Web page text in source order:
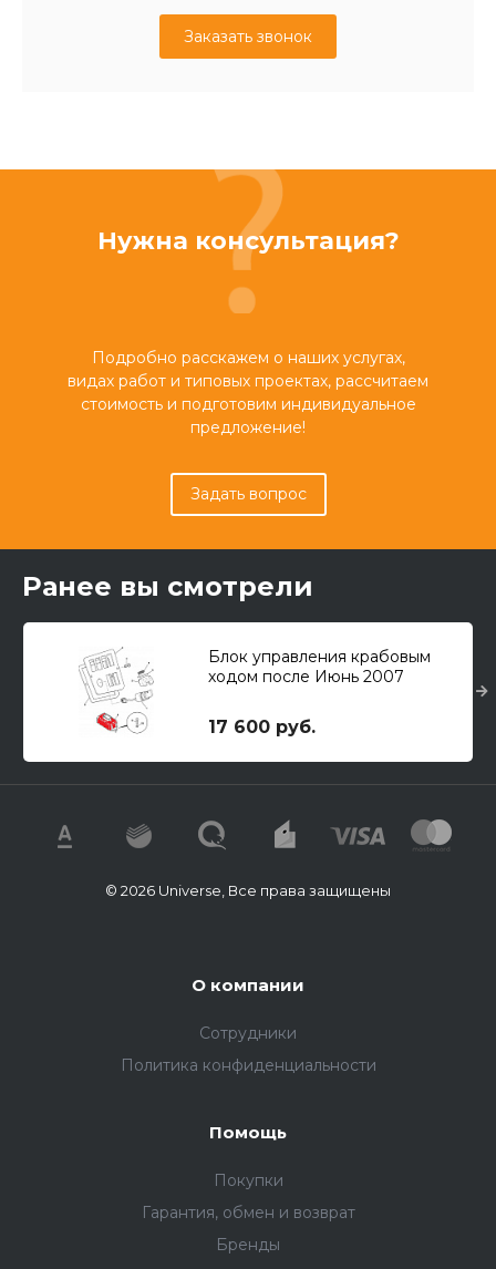
Заказать звонок
Нужна консультация?
Подробно расскажем о наших услугах,
видах работ и типовых проектах, рассчитаем
стоимость и подготовим индивидуальное
предложение!
Задать вопрос
Ранее вы смотрели
Блок управления крабовым
ходом после Июнь 2007
17 600 руб.
© 2026 Universe, Все права защищены
О компании
Сотрудники
Политика конфиденциальности
Помощь
Покупки
Гарантия, обмен и возврат
Бренды